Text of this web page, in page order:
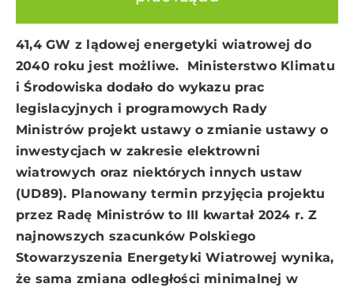
41,4 GW z lądowej energetyki wiatrowej do
2040 roku jest możliwe. Ministerstwo Klimatu
i Środowiska dodało do wykazu prac
legislacyjnych i programowych Rady
Ministrów projekt ustawy o zmianie ustawy o
inwestycjach w zakresie elektrowni
wiatrowych oraz niektórych innych ustaw
(UD89). Planowany termin przyjęcia projektu
przez Radę Ministrów to III kwartał 2024 r. Z
najnowszych szacunków Polskiego
Stowarzyszenia Energetyki Wiatrowej wynika,
że sama zmiana odległości minimalnej w